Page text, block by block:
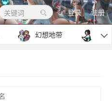
关键词 登录 注册
幻想地带 包
